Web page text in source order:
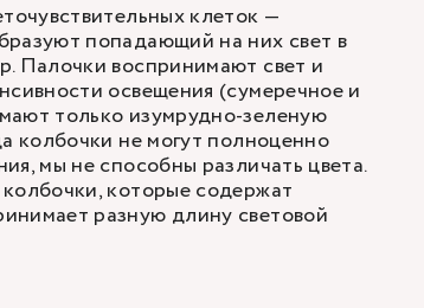
клеток —
попадающий на них свет в
Палочки воспринимают свет и
освещения (сумеречное и
только изумрудно-зеленую
колбочки не могут полноценно
мы не способны различать цвета.
которые содержат
разную длину световой